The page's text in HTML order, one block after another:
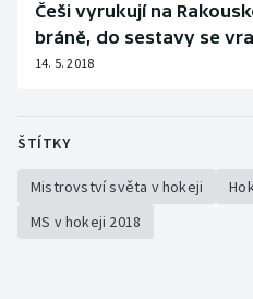
Češi vyrukují na
bráně, do sestavy se
14. 5. 2018
ŠTÍTKY
Mistrovství světa v hokeji
MS v hokeji 2018